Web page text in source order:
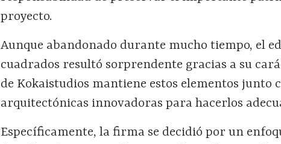
proyecto.
Aunque abandonado durante mucho tiempo, el
cuadrados resultó sorprendente gracias a su
de Kokaistudios mantiene estos elementos junto
arquitectónicas innovadoras para hacerlos
Específicamente, la firma se decidió por un